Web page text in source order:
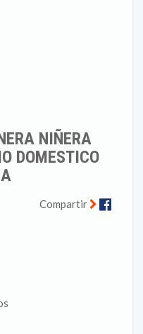
NIÑERA
DOMESTICO
Compartir